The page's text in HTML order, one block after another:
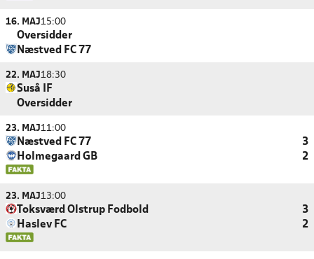
16. MAJ15:00
Oversidder
Næstved FC 77
22. MAJ18:30
Suså IF
Oversidder
23. MAJ11:00
Næstved FC 77
3
Holmegaard GB
2
23. MAJ13:00
Toksværd Olstrup Fodbold
3
Haslev FC
2